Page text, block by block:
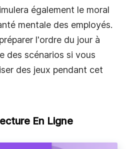
également le moral
mentale des employés.
l'ordre du jour à
des scénarios si vous
des jeux pendant cet
En Ligne